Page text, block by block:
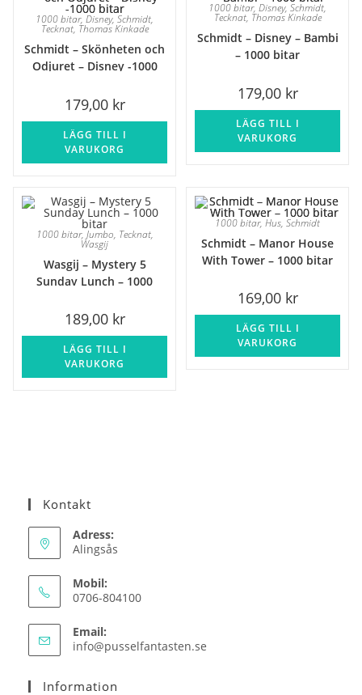
1000 bitar, Disney, Schmidt,
Tecknat, Thomas Kinkade
Schmidt – Skönheten och
Odjuret – Disney -1000
179,00 kr
LÄGG TILL I
VARUKORG
1000 bitar, Disney, Schmidt,
Tecknat, Thomas Kinkade
Schmidt – Disney – Bambi
– 1000 bitar
179,00 kr
LÄGG TILL I
VARUKORG
1000 bitar, Jumbo, Tecknat,
Wasgij
Wasgij – Mystery 5
Sunday Lunch – 1000
189,00 kr
LÄGG TILL I
VARUKORG
1000 bitar, Hus, Schmidt
Schmidt – Manor House
With Tower – 1000 bitar
169,00 kr
LÄGG TILL I
VARUKORG
Kontakt
Adress:
Alingsås
Mobil:
0706-804100
Email:
info@pusselfantasten.se
Information